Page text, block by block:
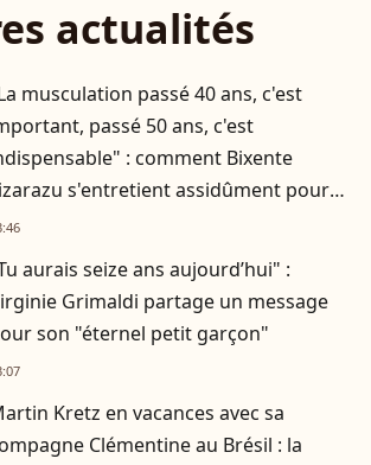
actualités
musculation passé 40 ans, c'est
passé 50 ans, c'est
: comment Bixente
s'entretient assidûment pour
musclé à 56 ans ?
aurais seize ans aujourd’hui" :
Grimaldi partage un message
son "éternel petit garçon"
Kretz en vacances avec sa
Clémentine au Brésil : la